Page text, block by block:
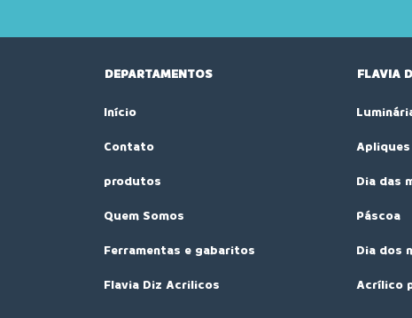
DEPARTAMENTOS
Início
Contato
produtos
Quem Somos
Ferramentas e gabaritos
Flavia Diz Acrilicos
FLAVIA
Apliques
Dia das
Páscoa
Dia dos
Acrílico